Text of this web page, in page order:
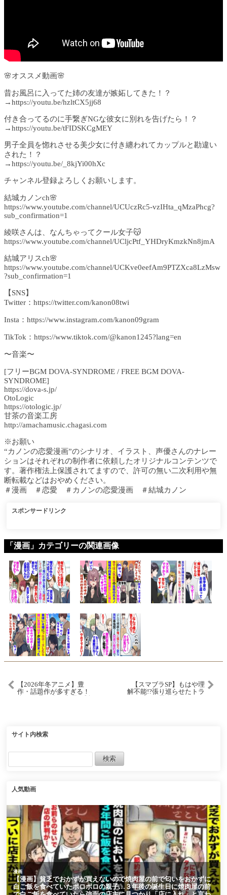
🌸オススメ動画🌸
昔お風呂に入ってた姉の友達が嫉妬してきた！？
→https://youtu.be/hzltCX5jj68
付き合ってるのに手繋ぎNGな彼女に別れを告げたら！？
→https://youtu.be/tFIDSKCgMEY
男子全員を惚れさせる美少女に付き纏われてカップルと勘違い
された！？
→https://youtu.be/_8kjYi00hXc
チャンネル登録よろしくお願いします。
結城カノンch🌸
https://www.youtube.com/channel/UCUczRc5-vzIHta_qMzaPhcg?
sub_confirmation=1
綾咲さんは、なんちゃってクール女子😽
https://www.youtube.com/channel/UCljcPtf_YHDryKmzkNn8jmA
結城アリスch🌸
https://www.youtube.com/channel/UCKve0eefAm9PTZXca8LzMsw
?sub_confirmation=1
【SNS】
Twitter：https://twitter.com/kanon08twi
Insta：https://www.instagram.com/kanon09gram
TikTok：https://www.tiktok.com/@kanon1245?lang=en
〜音楽〜
[フリーBGM DOVA-SYNDROME / FREE BGM DOVA-
SYNDROME]
https://dova-s.jp/
OtoLogic
https://otologic.jp/
甘茶の音楽工房
http://amachamusic.chagasi.com
※お願い
“カノンの恋愛漫画”のシナリオ、イラスト、声優さんのナレー
ションはそれぞれの制作者に依頼したオリジナルコンテンツで
す。著作権法上保護されてますので、許可の無い二次利用や無
断転載などはおやめください。
＃漫画 ＃恋愛 ＃カノンの恋愛漫画 ＃結城カノン
スポンサードリンク
「漫画」カテゴリーの関連画像
【2026年冬アニメ】豊
作・話題作が多すぎる！
【スマブラSP】もはや理
解不能!?張り巡らせたトラ
サイト内検索
人気動画